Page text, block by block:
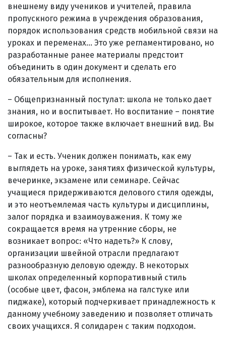
внешнему виду учеников и учителей, правила
пропускного режима в учреждения образования,
порядок использования средств мобильной связи на
уроках и переменах… Это уже регламентировано, но
разработанные ранее материалы предстоит
объединить в один документ и сделать его
обязательным для исполнения.
– Общепризнанный постулат: школа не только дает
знания, но и воспитывает. Но воспитание – понятие
широкое, которое также включает внешний вид. Вы
согласны?
– Так и есть. Ученик должен понимать, как ему
выглядеть на уроке, занятиях физической культуры,
вечеринке, экзамене или семинаре. Сейчас
учащиеся придерживаются делового стиля одежды,
и это неотъемлемая часть культуры и дисциплины,
залог порядка и взаимоуважения. К тому же
сокращается время на утренние сборы, не
возникает вопрос: «Что надеть?» К слову,
организации швейной отрасли предлагают
разнообразную деловую одежду. В некоторых
школах определенный корпоративный стиль
(особые цвет, фасон, эмблема на галстуке или
пиджаке), который подчеркивает принадлежность к
данному учебному заведению и позволяет отличать
своих учащихся. Я солидарен с таким подходом.